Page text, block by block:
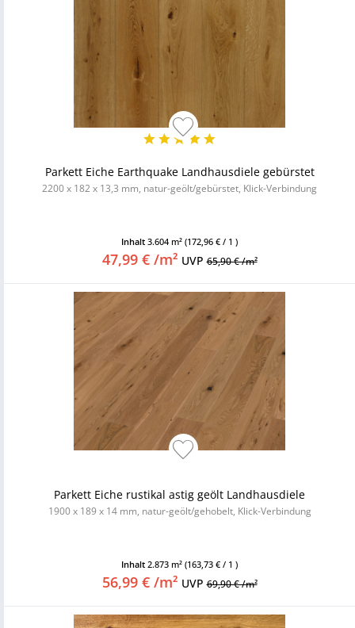
Parkett Eiche Earthquake Landhausdiele gebürstet
2200 x 182 x 13,3 mm, natur-geölt/gebürstet, Klick-Verbindung
Inhalt 3.604 m² (172,96 € / 1 )
47,99 € /m² UVP65,90 € /m²
Parkett Eiche rustikal astig geölt Landhausdiele
1900 x 189 x 14 mm, natur-geölt/gehobelt, Klick-Verbindung
Inhalt 2.873 m² (163,73 € / 1 )
56,99 € /m² UVP69,90 € /m²